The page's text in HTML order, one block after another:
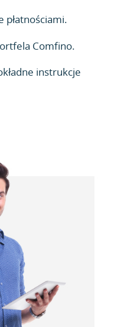
płatnościami.
Comfino.
instrukcje